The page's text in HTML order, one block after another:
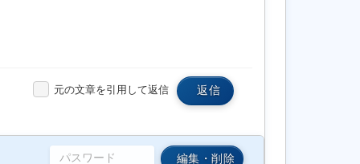
元の文章を引用して返信 返信
編集・削除